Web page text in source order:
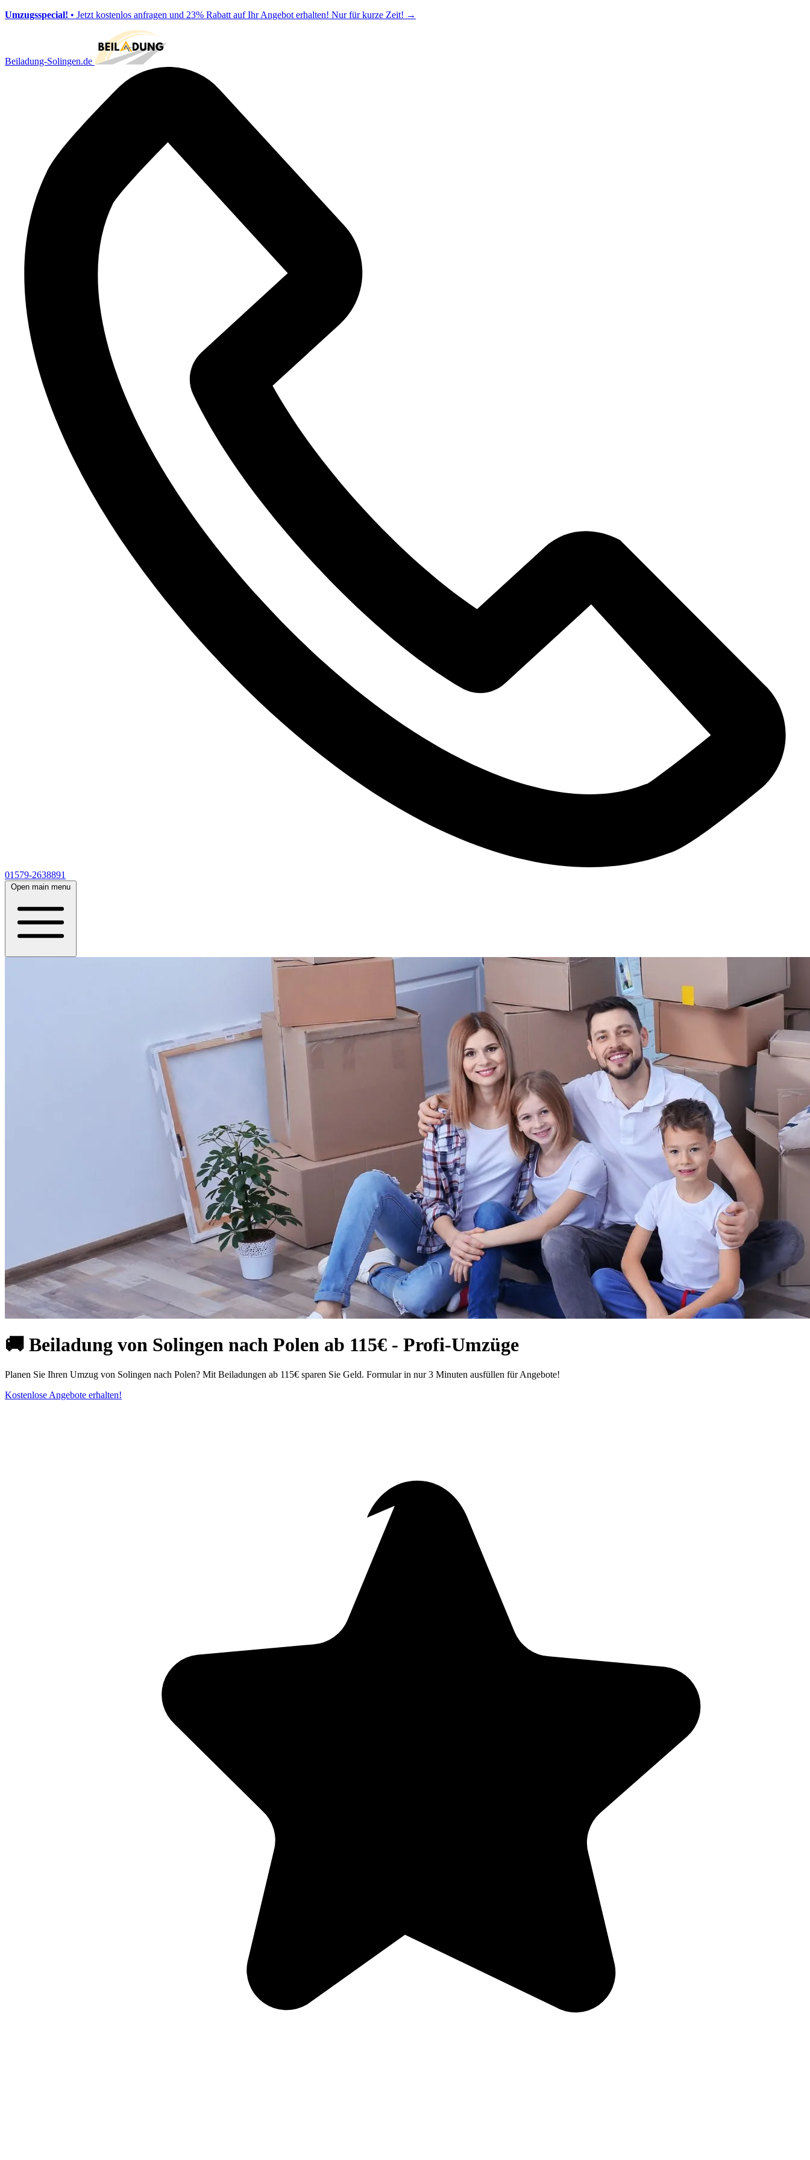
Umzugsspecial! • Jetzt kostenlos anfragen und 23% Rabatt auf Ihr Angebot erhalten! Nur für kurze Zeit! →
Beiladung-Solingen.de
01579-2638891
Open main menu
🚚 Beiladung von Solingen nach Polen ab 115€ - Profi-Umzüge
Planen Sie Ihren Umzug von Solingen nach Polen? Mit Beiladungen ab 115€ sparen Sie Geld. Formular in nur 3 Minuten ausfüllen für Angebote!
Kostenlose Angebote erhalten!